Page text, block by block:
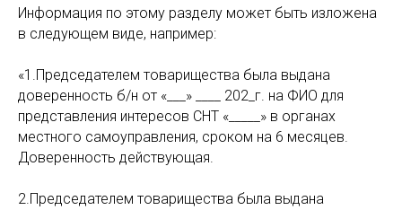
Информация по этому разделу может быть изложена
в следующем виде, например:
«1.Председателем товарищества была выдана
доверенность б/н от «___» ____ 202_г. на ФИО для
представления интересов СНТ «_____» в органах
местного самоуправления, сроком на 6 месяцев.
Доверенность действующая.
2.Председателем товарищества была выдана